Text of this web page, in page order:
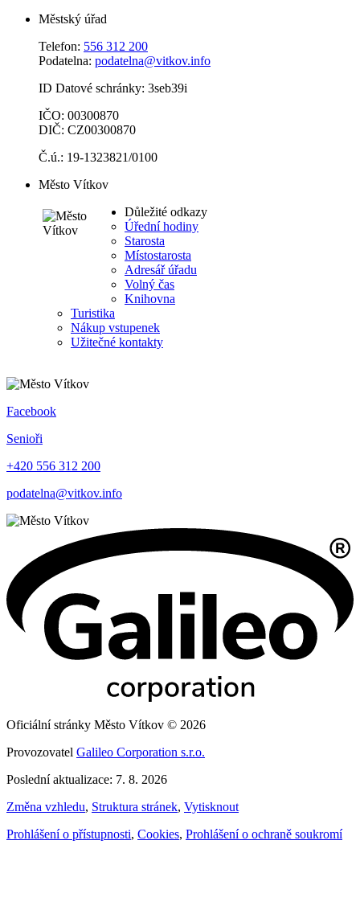
Městský úřad
Telefon: 556 312 200
Podatelna: podatelna@vitkov.info
ID Datové schránky: 3seb39i
IČO: 00300870
DIČ: CZ00300870
Č.ú.: 19-1323821/0100
Město Vítkov
Důležité odkazy
Úřední hodiny
Starosta
Místostarosta
Adresář úřadu
Volný čas
Knihovna
Turistika
Nákup vstupenek
Užitečné kontakty
Facebook
Senioři
+420 556 312 200
podatelna@vitkov.info
Oficiální stránky Město Vítkov © 2026
Provozovatel Galileo Corporation s.r.o.
Poslední aktualizace: 7. 8. 2026
Změna vzhledu, Struktura stránek, Vytisknout
Prohlášení o přístupnosti, Cookies, Prohlášení o ochraně soukromí